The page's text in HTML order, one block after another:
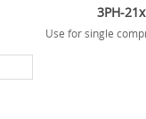
3PH-
Use for single